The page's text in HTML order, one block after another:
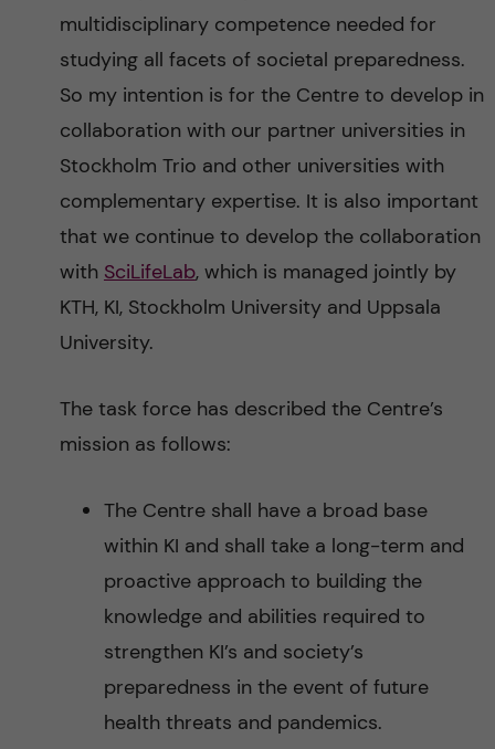
multidisciplinary competence needed for
studying all facets of societal preparedness.
So my intention is for the Centre to develop in
collaboration with our partner universities in
Stockholm Trio and other universities with
complementary expertise. It is also important
that we continue to develop the collaboration
with SciLifeLab, which is managed jointly by
KTH, KI, Stockholm University and Uppsala
University.
The task force has described the Centre’s
mission as follows:
The Centre shall have a broad base
within KI and shall take a long-term and
proactive approach to building the
knowledge and abilities required to
strengthen KI’s and society’s
preparedness in the event of future
health threats and pandemics.